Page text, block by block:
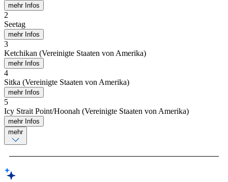
mehr Infos
2
Seetag
mehr Infos
3
Ketchikan (Vereinigte Staaten von Amerika)
mehr Infos
4
Sitka (Vereinigte Staaten von Amerika)
mehr Infos
5
Icy Strait Point/Hoonah (Vereinigte Staaten von Amerika)
mehr Infos
mehr